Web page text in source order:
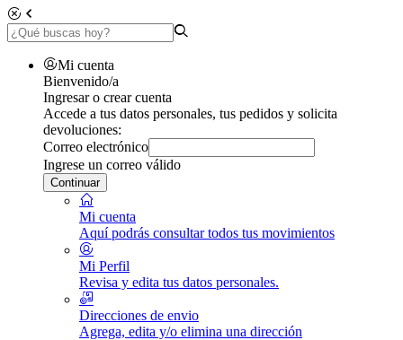
Mi cuenta
Bienvenido/a
Ingresar o crear cuenta
Accede a tus datos personales, tus pedidos y solicita
devoluciones:
Correo electrónico
Ingrese un correo válido
Continuar
Mi cuenta
Aquí podrás consultar todos tus movimientos
Mi Perfil
Revisa y edita tus datos personales.
Direcciones de envio
Agrega, edita y/o elimina una dirección